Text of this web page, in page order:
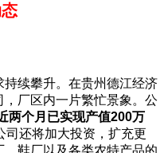
续攀升。在贵州德江经济
厂区内一片繁忙景象。 公
两个月已实现产值200万
司还将加大投资，扩充更
鞋厂以及各类农特产品的